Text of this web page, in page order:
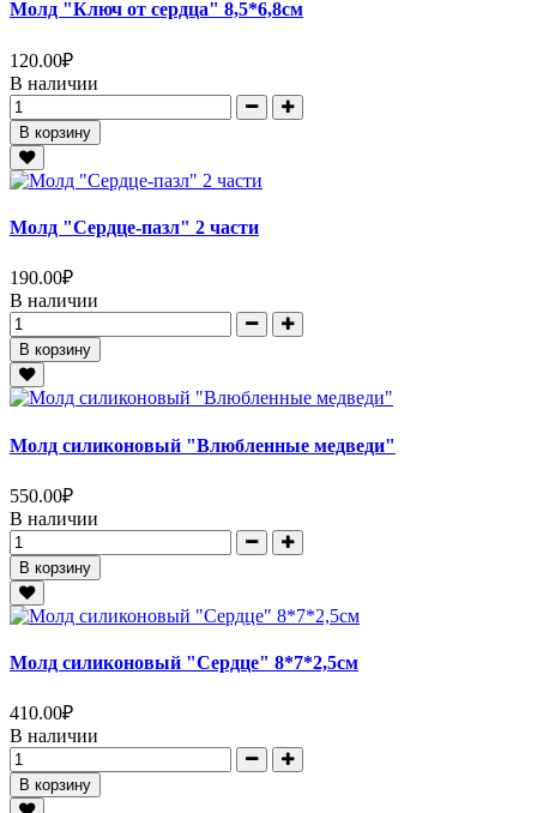
Молд "Ключ от сердца" 8,5*6,8см
120.00₽
В наличии
В корзину
Молд "Сердце-пазл" 2 части
190.00₽
В наличии
В корзину
Молд силиконовый "Влюбленные медведи"
550.00₽
В наличии
В корзину
Молд силиконовый "Сердце" 8*7*2,5см
410.00₽
В наличии
В корзину